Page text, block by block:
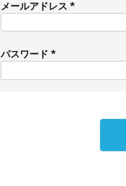
メールアドレス
必
)
パスワード
必